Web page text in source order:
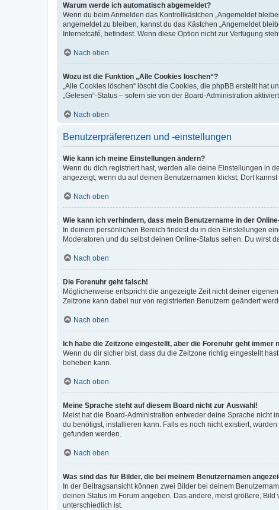
Warum werde ich automatisch abgemeldet?
Wenn du beim Anmelden das Kontrollkästchen „Angemeldet
angemeldet zu bleiben, kannst du das Kästchen „Angemeldet
Internetcafé, befindest. Wenn diese Option nicht zur Verfügung
Nach oben
Wozu ist die Funktion „Alle Cookies löschen“?
„Alle Cookies löschen“ löscht die Cookies, die phpBB erstellt
„Gelesen“-Status – sofern sie von der Board-Administration
Nach oben
Benutzerpräferenzen und -einstellungen
Wie kann ich meine Einstellungen ändern?
Wenn du dich registriert hast, werden alle deine Einstellungen in
angezeigt, wenn du auf deinen Benutzernamen klickst. Dort
Nach oben
Wie kann ich verhindern, dass mein Benutzername in der
In deinem persönlichen Bereich findest du in den Einstellungen
Moderatoren und du selbst deinen Online-Status sehen. Du wirst
Nach oben
Die Forenuhr geht falsch!
Möglicherweise entspricht die angezeigte Zeit nicht deiner
Zeitzone kann dabei nur von registrierten Benutzern geändert
Nach oben
Ich habe die Zeitzone eingestellt, aber die Forenuhr geht immer
Wenn du dir sicher bist, dass du die Zeitzone richtig eingestellt
beheben kann.
Nach oben
Meine Sprache steht auf diesem Board nicht zur Auswahl!
Meist hat die Board-Administration entweder deine Sprache nicht
du benötigst, installieren kann. Falls es noch nicht existiert,
gefunden werden.
Nach oben
Was sind das für Bilder, die bei meinem Benutzernamen
In der Beitragsansicht können zwei Bilder bei deinem
deinen Status im Forum angeben. Das andere, meist größere,
unterschiedlich ist.